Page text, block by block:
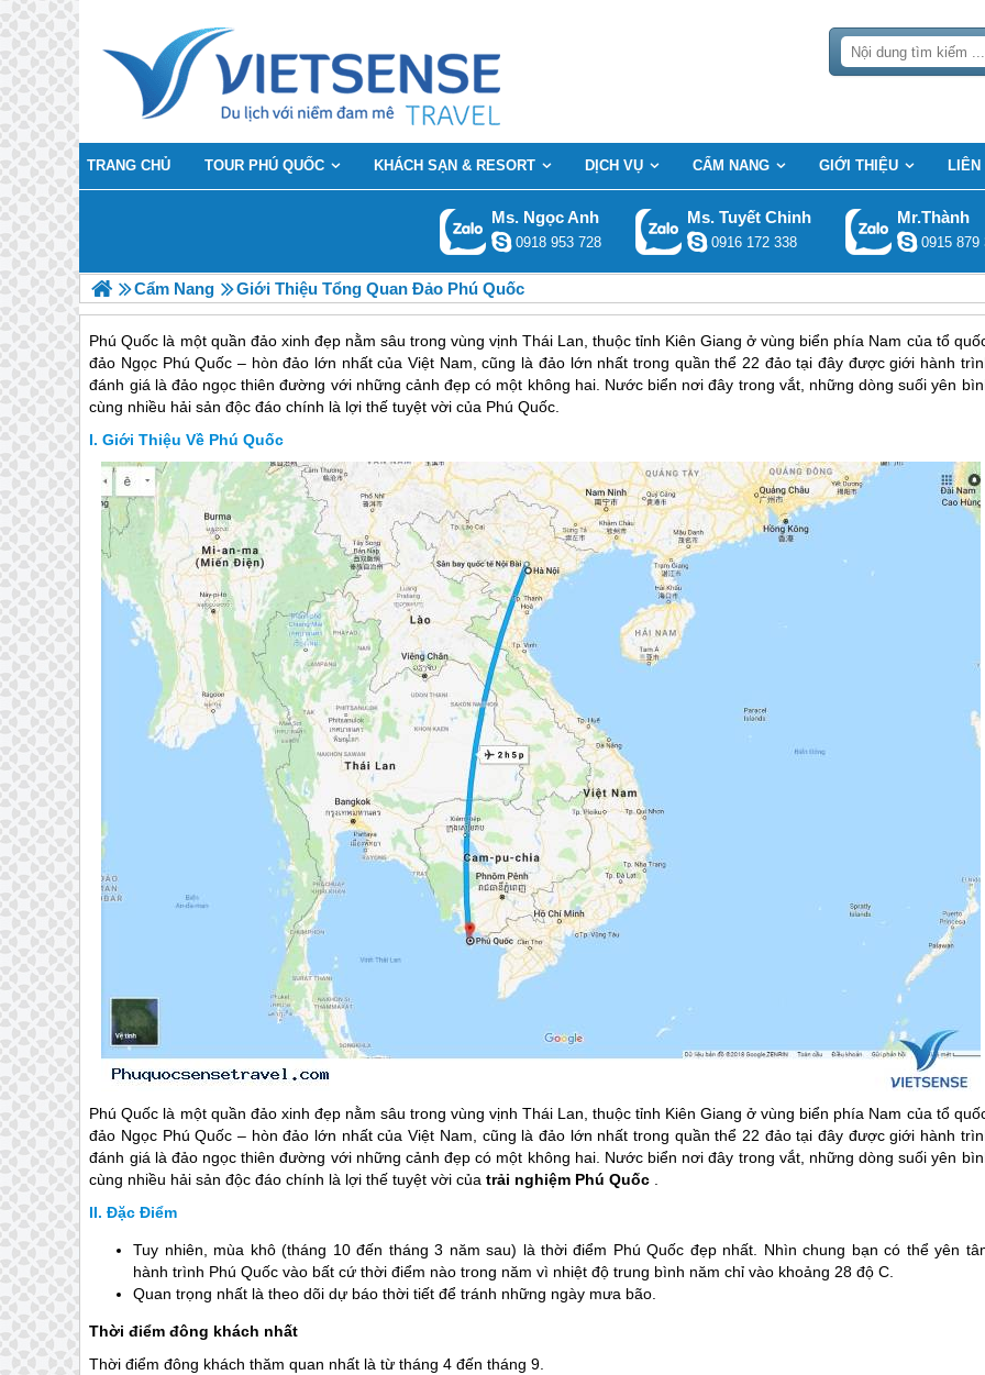
TRANG CHỦ TOUR PHÚ QUỐC KHÁCH SẠN & RESORT DỊCH VỤ CẨM NANG GIỚI THIỆU LIÊN
Ms. Ngọc Anh
0918 953 728
Ms. Tuyết Chinh
0916 172 338
Mr.Thành
0915 879
Cẩm Nang Giới Thiệu Tổng Quan Đảo Phú Quốc
Phú Quốc là một quần đảo xinh đẹp nằm sâu trong vùng vịnh Thái Lan, thuộc tỉnh Kiên Giang ở vùng biển phía Nam của tổ
đảo Ngọc Phú Quốc – hòn đảo lớn nhất của Việt Nam, cũng là đảo lớn nhất trong quần thể 22 đảo tại đây được giới hành
đánh giá là đảo ngọc thiên đường với những cảnh đẹp có một không hai. Nước biển nơi đây trong vắt, những dòng suối yên
cùng nhiều hải sản độc đáo chính là lợi thế tuyệt vời của Phú Quốc.
Giới Thiệu Về Phú Quốc
Phú Quốc là một quần đảo xinh đẹp nằm sâu trong vùng vịnh Thái Lan, thuộc tỉnh Kiên Giang ở vùng biển phía Nam của tổ
đảo Ngọc Phú Quốc – hòn đảo lớn nhất của Việt Nam, cũng là đảo lớn nhất trong quần thể 22 đảo tại đây được giới hành
đánh giá là đảo ngọc thiên đường với những cảnh đẹp có một không hai. Nước biển nơi đây trong vắt, những dòng suối yên
cùng nhiều hải sản độc đáo chính là lợi thế tuyệt vời củatrải nghiệm Phú Quốc .
Đặc Điểm
Tuy nhiên, mùa khô (tháng 10 đến tháng 3 năm sau) là thời điểm Phú Quốc đẹp nhất. Nhìn chung bạn có thể yên
hành trình Phú Quốc vào bất cứ thời điểm nào trong năm vì nhiệt độ trung bình năm chỉ vào khoảng 28 độ C.
Quan trọng nhất là theo dõi dự báo thời tiết để tránh những ngày mưa bão.
Thời điểm đông khách nhất
Thời điểm đông khách thăm quan nhất là từ tháng 4 đến tháng 9.